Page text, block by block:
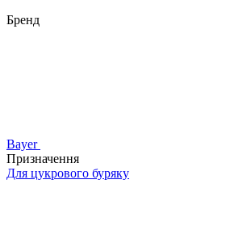
Бренд
Bayer
Призначення
Для цукрового буряку